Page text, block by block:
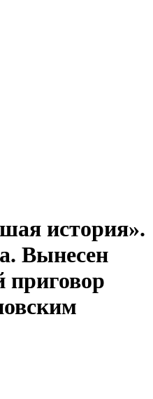
история».
Вынесен
приговор